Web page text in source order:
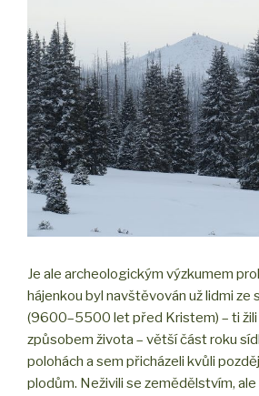
Je ale archeologickým výzkumem
hájenkou byl navštěvován už lidmi ze
(9600–5500 let před Kristem) – ti
způsobem života – větší část roku
polohách a sem přicházeli kvůli
plodům. Neživili se zemědělstvím,